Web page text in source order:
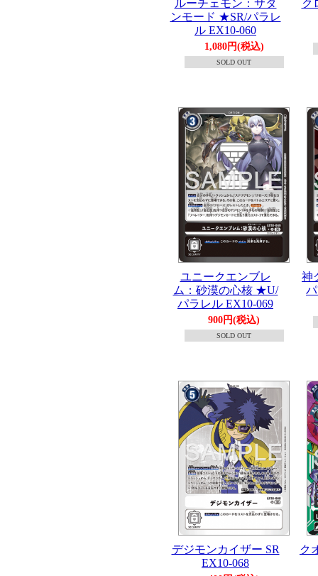
ルーチェモン：サタ
ンモード ★SR/パラレ
ル EX10-060
1,080円(税込)
SOLD OUT
ク
ユニークエンブレ
ム：砂漠の心核 ★U/
パラレル EX10-069
900円(税込)
SOLD OUT
神
デジモンカイザー SR
EX10-068
ク